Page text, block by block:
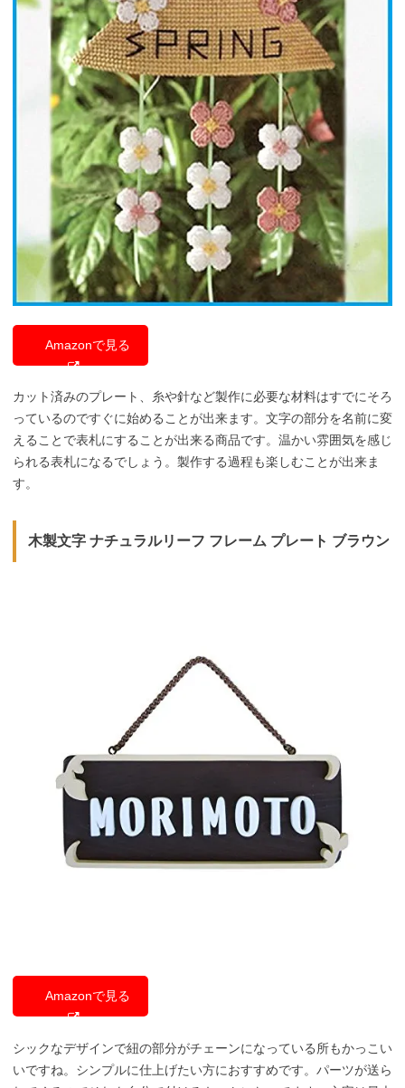
Amazonで見る
カット済みのプレート、糸や針など製作に必要な材料はすでにそろ
っているのですぐに始めることが出来ます。文字の部分を名前に変
えることで表札にすることが出来る商品です。温かい雰囲気を感じ
られる表札になるでしょう。製作する過程も楽しむことが出来ま
す。
木製文字 ナチュラルリーフ フレーム プレート ブラウン
Amazonで見る
シックなデザインで紐の部分がチェーンになっている所もかっこい
いですね。シンプルに仕上げたい方におすすめです。パーツが送ら